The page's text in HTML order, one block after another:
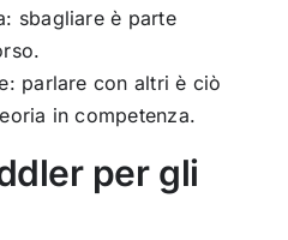
sbagliare è parte
parlare con altri è ciò
in competenza.
per gli